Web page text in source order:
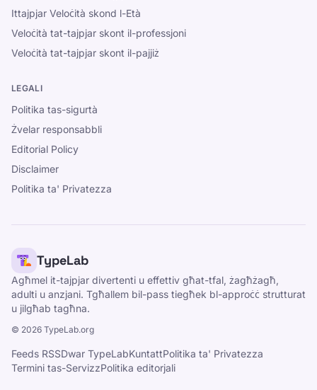
Ittajpjar Veloċità skond l-Età
Veloċità tat-tajpjar skont il-professjoni
Veloċità tat-tajpjar skont il-pajjiż
LEGALI
Politika tas-sigurtà
Żvelar responsabbli
Editorial Policy
Disclaimer
Politika ta' Privatezza
TypeLab
Agħmel it-tajpjar divertenti u effettiv għat-tfal, żagħżagħ,
adulti u anzjani. Tgħallem bil-pass tiegħek bl-approċċ strutturat
u jilgħab tagħna.
© 2026 TypeLab.org
Feeds RSSDwar TypeLabKuntattPolitika ta' Privatezza
Termini tas-ServizzPolitika editorjali